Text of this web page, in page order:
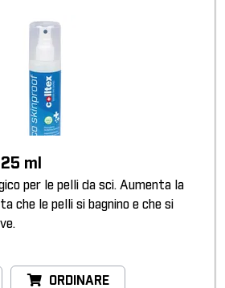
ml
per le pelli da sci. Aumenta la
che le pelli si bagnino e che si
ORDINARE